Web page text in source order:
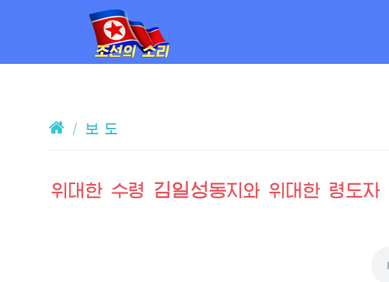
/ 보 도
위대한 수령 김일성동지 와 위대한 령도자